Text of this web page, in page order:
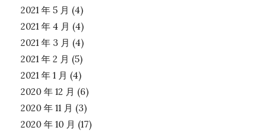
2021 年 5 月 (4)
2021 年 4 月 (4)
2021 年 3 月 (4)
2021 年 2 月 (5)
2021 年 1 月 (4)
2020 年 12 月 (6)
2020 年 11 月 (3)
2020 年 10 月 (17)